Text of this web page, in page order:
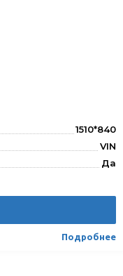
1510*840
VIN
Да
Подробнее